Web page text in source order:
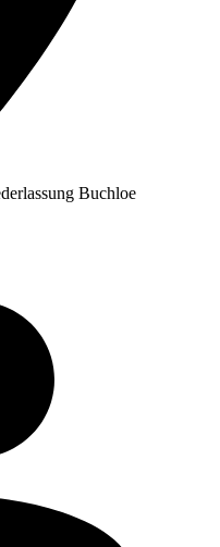
Buchloe